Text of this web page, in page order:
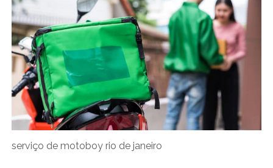
serviço de motoboy rio de janeiro